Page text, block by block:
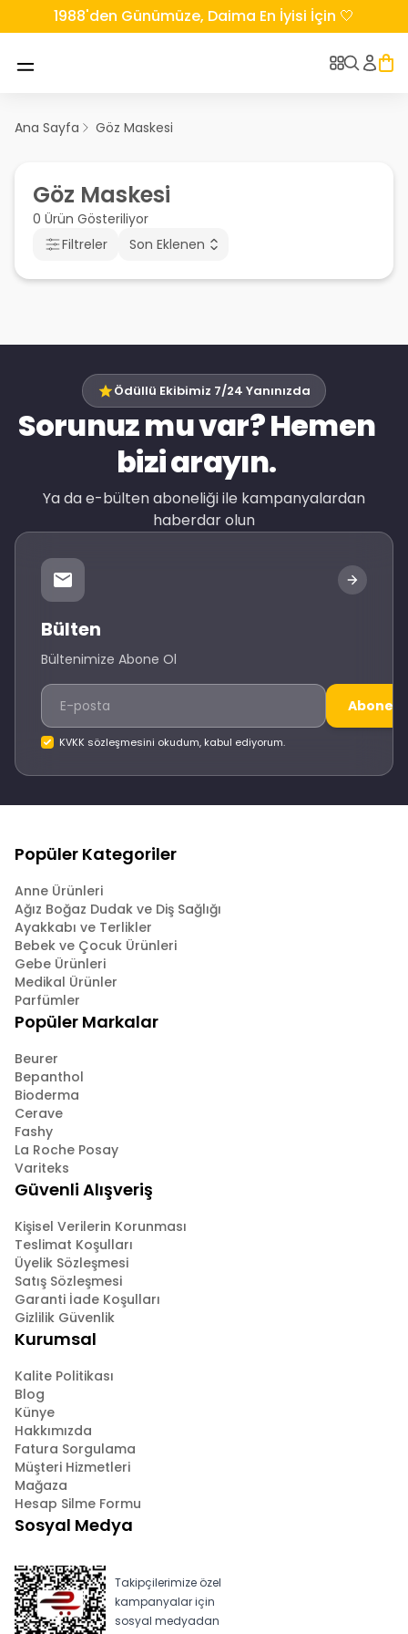
1988'den Günümüze, Daima En İyisi İçin 🤍
Ana Sayfa Göz Maskesi
Göz Maskesi
0 Ürün Gösteriliyor
Filtreler
Son Eklenen
Ödüllü Ekibimiz 7/24 Yanınızda
Sorunuz mu var? Hemen
bizi arayın.
Ya da e-bülten aboneliği ile kampanyalardan
haberdar olun
Bülten
Bültenimize Abone Ol
Abone
KVKK sözleşmesini okudum, kabul ediyorum.
Popüler Kategoriler
Anne Ürünleri
Ağız Boğaz Dudak ve Diş Sağlığı
Ayakkabı ve Terlikler
Bebek ve Çocuk Ürünleri
Gebe Ürünleri
Medikal Ürünler
Parfümler
Popüler Markalar
Beurer
Bepanthol
Bioderma
Cerave
Fashy
La Roche Posay
Variteks
Güvenli Alışveriş
Kişisel Verilerin Korunması
Teslimat Koşulları
Üyelik Sözleşmesi
Satış Sözleşmesi
Garanti İade Koşulları
Gizlilik Güvenlik
Kurumsal
Kalite Politikası
Blog
Künye
Hakkımızda
Fatura Sorgulama
Müşteri Hizmetleri
Mağaza
Hesap Silme Formu
Sosyal Medya
Takipçilerimize özel
kampanyalar için
sosyal medyadan